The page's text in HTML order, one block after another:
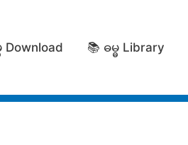
Download 📚 ဓမ္ဓ Library